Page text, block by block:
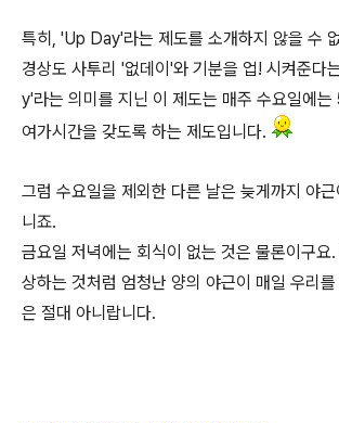
특히, 'Up Day'라는 제도를 소개하지 않을 수
경상도 사투리 '없데이'와 기분을 업! 시켜준다
y'라는 의미를 지닌 이 제도는 매주 수요일에는
여가시간을 갖도록 하는 제도입니다.
그럼 수요일을 제외한 다른 날은 늦게까지 야
니죠.
금요일 저녁에는 회식이 없는 것은 물론이구요
상하는 것처럼 엄청난 양의 야근이 매일 우리
은 절대 아니랍니다.